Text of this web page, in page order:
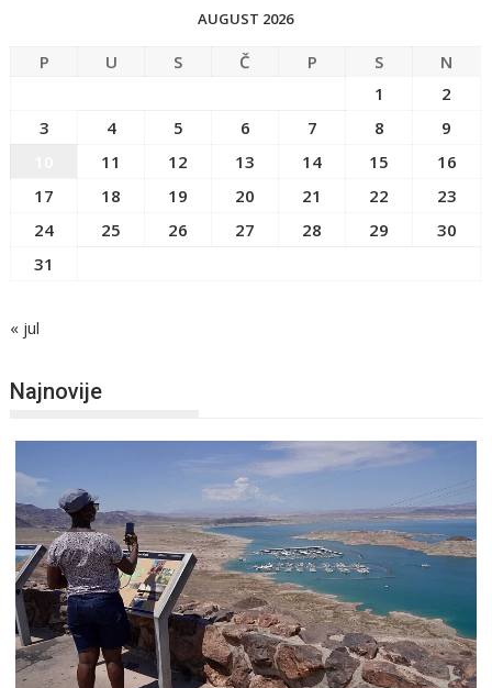
AUGUST 2026
P U S Č P S
N
1
2
3
4 5 6 7 8
9
11 12 13 14 15
16
17
18 19 20 21 22
23
24
25 26 27 28 29
30
31
« jul
Najnovije